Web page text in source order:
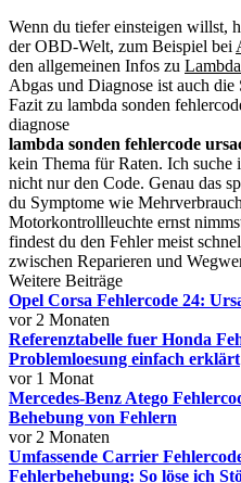
Wenn du tiefer einsteigen willst,
der OBD-Welt, zum Beispiel bei
den allgemeinen Infos zu
Abgas und Diagnose ist auch die
Fazit zu lambda sonden
diagnose
lambda sonden fehlercode
kein Thema für Raten. Ich suche
nicht nur den Code. Genau das
du Symptome wie
Motorkontrollleuchte ernst
findest du den Fehler meist
zwischen Reparieren und
Weitere Beiträge
Opel Corsa Fehlercode 24:
vor 2 Monaten
Referenztabelle fuer Honda
Problemloesung einfach erklärt
vor 1 Monat
Mercedes-Benz Atego
Behebung von Fehlern
vor 2 Monaten
Umfassende Carrier
Fehlerbehebung: So löse ich